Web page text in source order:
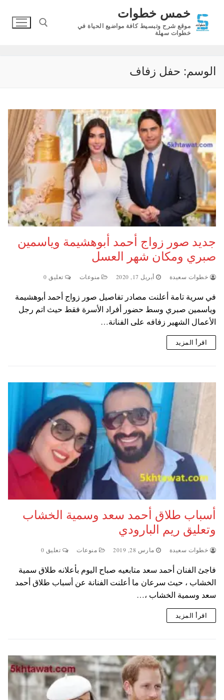
المحتوى
خمس خطوات
موقع شرح وتبسيط كافة مواضيع الحياة في
خطوات سهلة
الوسم: حفل زفاف
جديد صور زواج أحمد أبوهشيمة وياسمين
صبري ومكان شهر العسل
خطوات سعيدة أبريل 17, 2020 منوعات تعليق 0
في سرية تامة أعلنت مصادر تفاصيل صور زواج أحمد أبوهشيمة
وياسمين صبري وسط حضور أفراد الأسرة فقط حيث اتم رجل
الأعمال الشهير زفافه على الفنانة…
اقرأ المزيد
أسباب طلاق أحمد سعد وسمية الخشاب
وتعليق ريم البارودي
خطوات سعيدة مارس 28, 2019 منوعات تعليق 0
فاجئ الفنان أحمد سعد متابعيه صباح اليوم بأعلانه طلاق سمية
الخشاب ، حيث سرعان ما أعلنت الفنانة عن أسباب طلاق أحمد
سعد وسمية الخشاب ،…
اقرأ المزيد